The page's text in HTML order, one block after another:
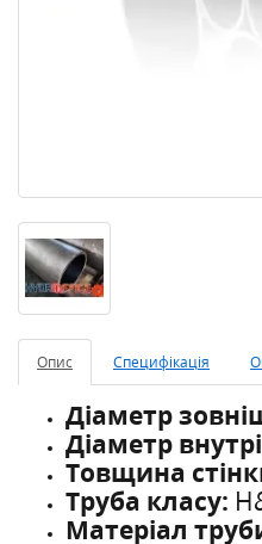
Опис Специфікація
Діаметр
Діаметр
Товщина
Труба класу: H
Матеріал